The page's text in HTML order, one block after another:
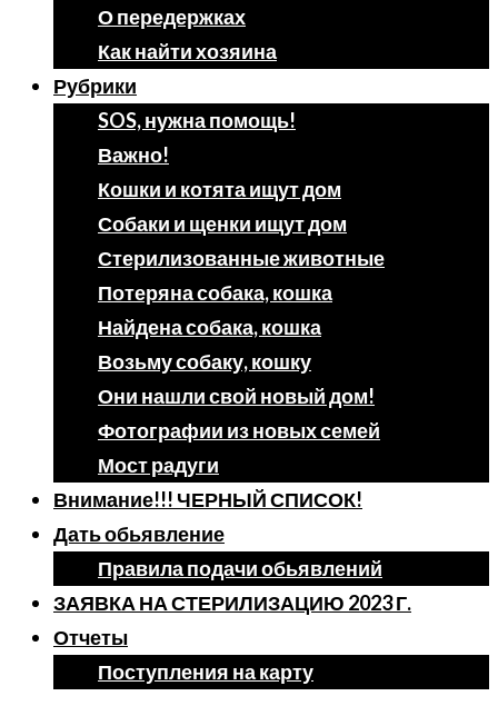
О передержках
Как найти хозяина
Рубрики
SOS, нужна помощь!
Важно!
Кошки и котята ищут дом
Собаки и щенки ищут дом
Стерилизованные животные
Потеряна собака, кошка
Найдена собака, кошка
Возьму собаку, кошку
Они нашли свой новый дом!
Фотографии из новых семей
Мост радуги
Внимание!!! ЧЕРНЫЙ СПИСОК!
Дать обьявление
Правила подачи обьявлений
ЗАЯВКА НА СТЕРИЛИЗАЦИЮ 2023 Г.
Отчеты
Поступления на карту